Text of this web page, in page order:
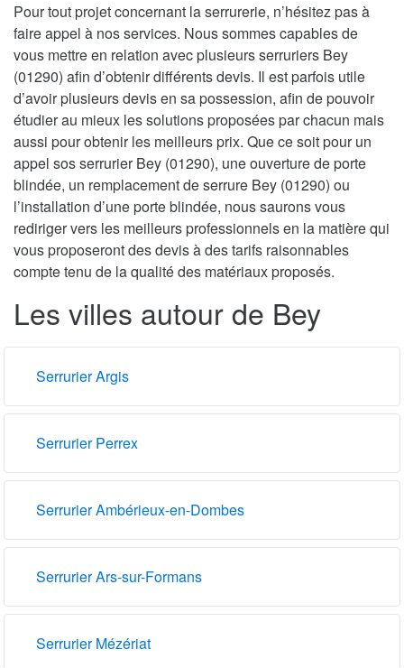
Pour tout projet concernant la serrurerie, n’hésitez pas à
faire appel à nos services. Nous sommes capables de
vous mettre en relation avec plusieurs serruriers Bey
(01290) afin d’obtenir différents devis. Il est parfois utile
d’avoir plusieurs devis en sa possession, afin de pouvoir
étudier au mieux les solutions proposées par chacun mais
aussi pour obtenir les meilleurs prix. Que ce soit pour un
appel sos serrurier Bey (01290), une ouverture de porte
blindée, un remplacement de serrure Bey (01290) ou
l’installation d’une porte blindée, nous saurons vous
rediriger vers les meilleurs professionnels en la matière qui
vous proposeront des devis à des tarifs raisonnables
compte tenu de la qualité des matériaux proposés.
Les villes autour de Bey
Serrurier Argis
Serrurier Perrex
Serrurier Ambérieux-en-Dombes
Serrurier Ars-sur-Formans
Serrurier Mézériat